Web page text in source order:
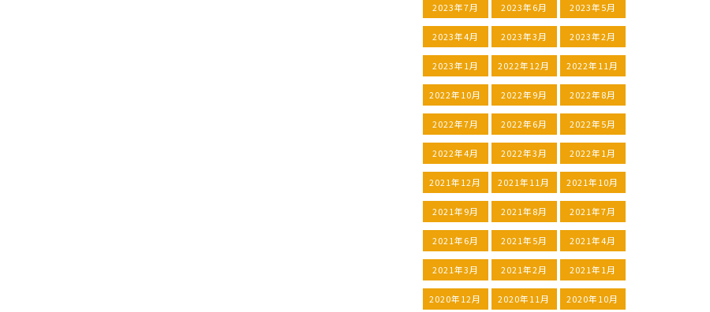
2023年7月 2023年6月 2023年5月
2023年4月 2023年3月 2023年2月
2023年1月 2022年12月 2022年11月
2022年10月 2022年9月 2022年8月
2022年7月 2022年6月 2022年5月
2022年4月 2022年3月 2022年1月
2021年12月 2021年11月 2021年10月
2021年9月 2021年8月 2021年7月
2021年6月 2021年5月 2021年4月
2021年3月 2021年2月 2021年1月
2020年12月 2020年11月 2020年10月